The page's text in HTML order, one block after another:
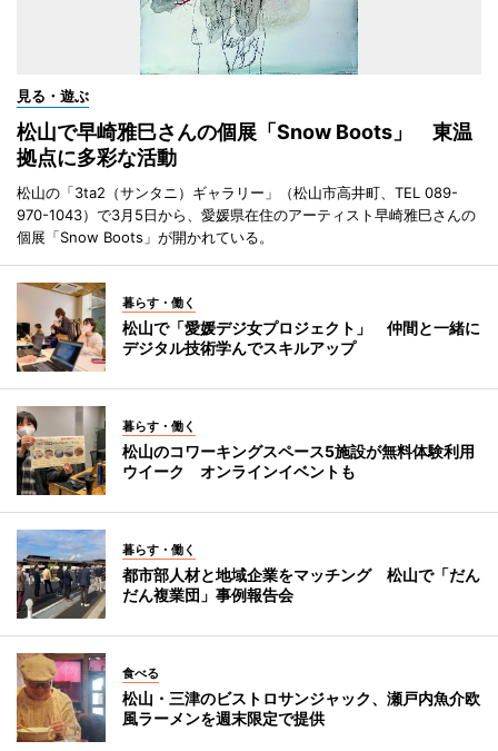
見る・遊ぶ
松山で早崎雅巳さんの個展「Snow Boots」 東温
拠点に多彩な活動
松山の「3ta2（サンタニ）ギャラリー」（松山市高井町、TEL 089-
970-1043）で3月5日から、愛媛県在住のアーティスト早崎雅巳さんの
個展「Snow Boots」が開かれている。
暮らす・働く
松山で「愛媛デジ女プロジェクト」 仲間と一緒に
デジタル技術学んでスキルアップ
暮らす・働く
松山のコワーキングスペース5施設が無料体験利用
ウイーク オンラインイベントも
暮らす・働く
都市部人材と地域企業をマッチング 松山で「だん
だん複業団」事例報告会
食べる
松山・三津のビストロサンジャック、瀬戸内魚介欧
風ラーメンを週末限定で提供